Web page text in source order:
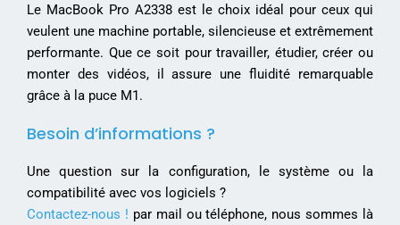
Le MacBook Pro A2338 est le choix idéal pour ceux qui
veulent une machine portable, silencieuse et extrêmement
performante. Que ce soit pour travailler, étudier, créer ou
monter des vidéos, il assure une fluidité remarquable
grâce à la puce M1.
Besoin d’informations ?
Une question sur la configuration, le système ou la
compatibilité avec vos logiciels ?
Contactez-nous ! par mail ou téléphone, nous sommes là